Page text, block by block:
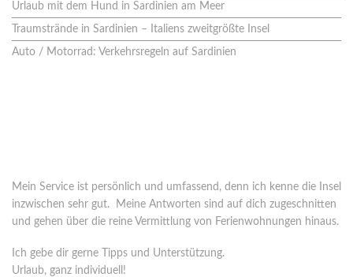
Urlaub mit dem Hund in Sardinien am Meer
Traumstrände in Sardinien – Italiens zweitgrößte Insel
Auto / Motorrad: Verkehrsregeln auf Sardinien
Mein Service ist persönlich und umfassend, denn ich kenne die Insel
inzwischen sehr gut. Meine Antworten sind auf dich zugeschnitten
und gehen über die reine Vermittlung von Ferienwohnungen hinaus.
Ich gebe dir gerne Tipps und Unterstützung.
Urlaub, ganz individuell!